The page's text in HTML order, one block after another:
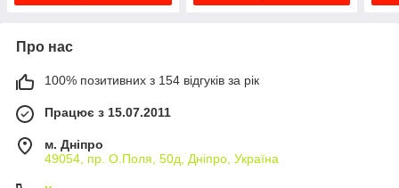
Про нас
100% позитивних з 154 відгуків за рік
Працює з 15.07.2011
м. Дніпро
49054, пр. О.Поля, 50д, Дніпро, Україна